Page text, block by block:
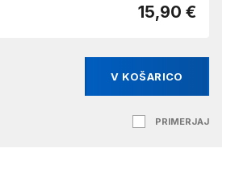
15,90 €
V KOŠARICO
PRIMERJAJ